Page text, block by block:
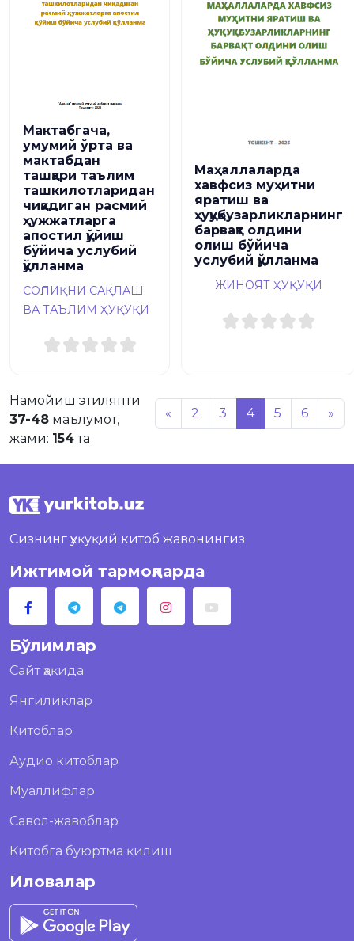
Мактабгача,
умумий ўрта ва
мактабдан
ташқари таълим
ташкилотларидан
чиқадиган расмий
ҳужжатларга
апостил қўйиш
бўйича услубий
қўлланма
СОҒЛИҚНИ САҚЛАШ
ВА ТАЪЛИМ ҲУҚУҚИ
Маҳаллаларда
хавфсиз муҳитни
яратиш ва
ҳуқуқбузарликларнинг
барвақт олдини
олиш бўйича
услубий қўлланма
ЖИНОЯТ ҲУҚУҚИ
Намойиш этиляпти
37-48 маълумот,
жами: 154та
« 2 3 4 5 6 »
Сизнинг ҳуқуқий китоб жавонингиз
Ижтимой тармоқларда
Бўлимлар
Сайт ҳақида
Янгиликлар
Китоблар
Аудио китоблар
Муаллифлар
Савол-жавоблар
Китобга буюртма қилиш
Иловалар